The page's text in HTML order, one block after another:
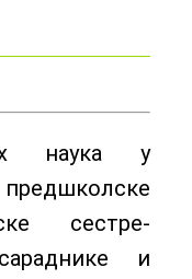
наука у
сестре-
и